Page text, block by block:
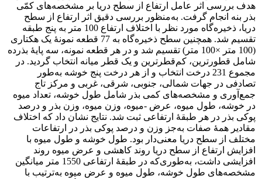
هدف بررسی اثر عامل ارتفاع از سطح دریا بر مشخصه‌های کمّی
بذر بنه انجام گرفت. به‌منظور بررسی دقیق‌ اثر ارتفاع از سطح
دریا، ذخیره‌گاه مورد نظر با اختلاف ارتفاع 100 متر به پنج طبقه
تقسیم شد. همچنین سطح ذخیره‌گاه به 77 قطعه نمونۀ یک هکتاری
(100 متر ×100 متر) تقسیم شد و در هر قطعه نمونه، سه پایۀ بذرده
شامل قطورترین، کم‌قطر‌ترین و یک قطر میانه انتخاب گردید. در
مجموع 231 درخت انتخاب و از هر درخت پنج خوشه به‌طور
تصادفی در جهات شمالی، جنوبی، شرقی، غربی و مرکز تاج
جمع‌آوری و مشخصه‌های کمی بذر شامل طول خوشه،‌ تعداد‌ میوه
در خوشه، طول‌ میوه، عرض -میوه، وزن ‌میوه، وزن‌ بذر و درصد
پوکی بذر در هر طبقۀ ارتفاعی ثبت شد. نتایج نشان داد که اختلاف
مقادیر همۀ صفات به‌جز وزن و درصد پوکی بذر در ارتفاعات
مختلف از سطح دریا معنی‌دار بود. طول خوشه و طول میوه با
افزایش ارتفاع از سطح دریا روند کاهشی و عرض میوه روند
افزایشی داشت، به‌طوری‌که در طبقۀ ارتفاعی 1550 متر میانگین
مشخصه‌های طول خوشه، طول میوه و عرض میوه به‌ترتیب با